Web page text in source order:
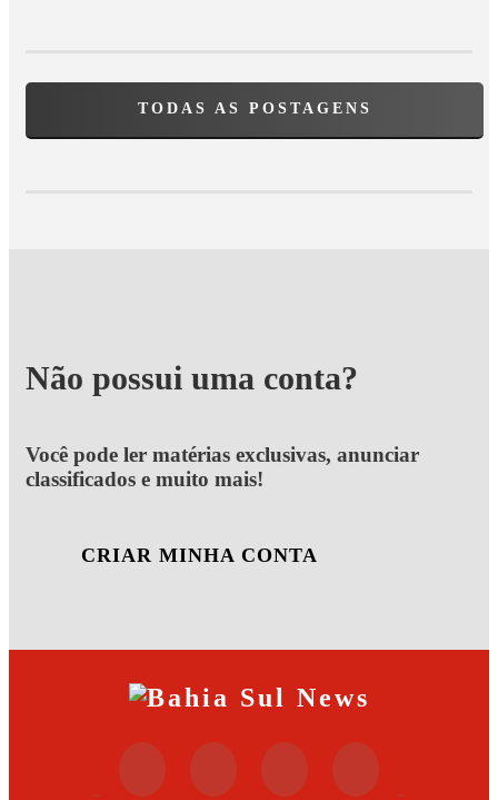
TODAS AS POSTAGENS
Não possui uma conta?
Você pode ler matérias exclusivas, anunciar
classificados e muito mais!
CRIAR MINHA CONTA